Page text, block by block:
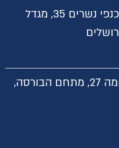
משרדי BDSK כתובות כנפי נשרים 35, מגדל
מגדל ספיר קומה 27, מתחם הבורסה,